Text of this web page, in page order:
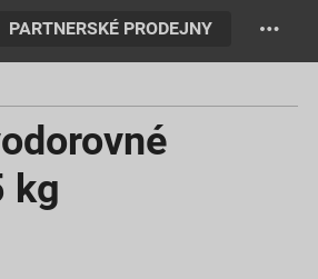
PARTNERSKÉ PRODEJNY
kg